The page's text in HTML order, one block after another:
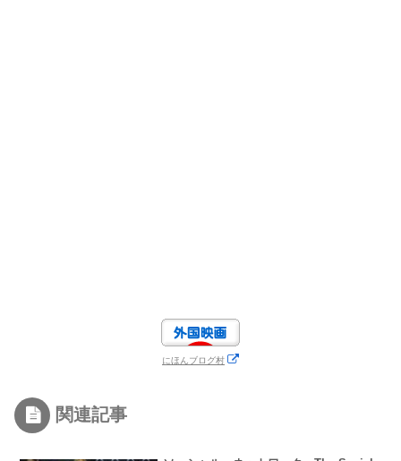
にほんブログ村
関連記事